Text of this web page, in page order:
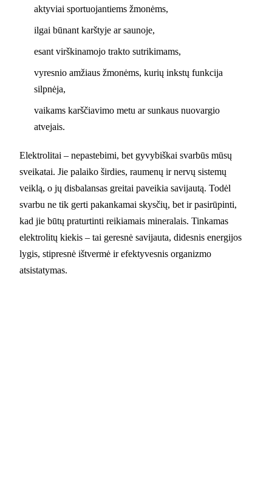
aktyviai sportuojantiems žmonėms,
ilgai būnant karštyje ar saunoje,
esant virškinamojo trakto sutrikimams,
vyresnio amžiaus žmonėms, kurių inkstų funkcija
silpnėja,
vaikams karščiavimo metu ar sunkaus nuovargio
atvejais.
Elektrolitai – nepastebimi, bet gyvybiškai svarbūs mūsų
sveikatai. Jie palaiko širdies, raumenų ir nervų sistemų
veiklą, o jų disbalansas greitai paveikia savijautą. Todėl
svarbu ne tik gerti pakankamai skysčių, bet ir pasirūpinti,
kad jie būtų praturtinti reikiamais mineralais. Tinkamas
elektrolitų kiekis – tai geresnė savijauta, didesnis energijos
lygis, stipresnė ištvermė ir efektyvesnis organizmo
atsistatymas.